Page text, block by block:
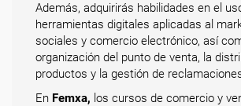
Además, adquirirás habilidades en el
herramientas digitales aplicadas al
sociales y comercio electrónico, así
organización del punto de venta, la
productos y la gestión de
En Femxa, los cursos de comercio y